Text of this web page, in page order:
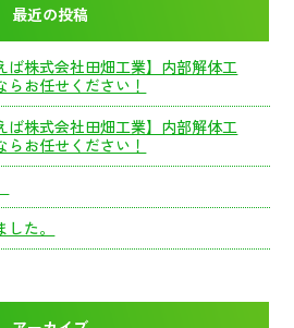
最近の投稿
ば株式会社田畑工業】内部解体工
お任せください！
ば株式会社田畑工業】内部解体工
お任せください！
た。